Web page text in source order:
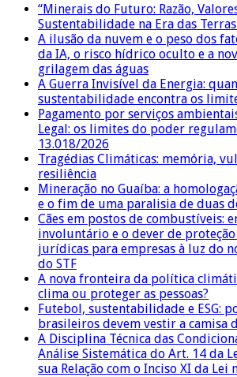
“Minerais do Futuro: Razão,
Sustentabilidade na Era das Terras
A ilusão da nuvem e o peso dos
da IA, o risco hídrico oculto e a
grilagem das águas
A Guerra Invisível da Energia:
sustentabilidade encontra os
Pagamento por serviços
Legal: os limites do poder
13.018/2026
Tragédias Climáticas: memória,
resiliência
Mineração no Guaíba: a
e o fim de uma paralisia de duas
Cães em postos de combustíveis:
involuntário e o dever de
jurídicas para empresas à luz do
do STF
A nova fronteira da política
clima ou proteger as pessoas?
Futebol, sustentabilidade e ESG:
brasileiros devem vestir a camisa
A Disciplina Técnica das
Análise Sistemática do Art. 14 da
sua Relação com o Inciso XI da Lei